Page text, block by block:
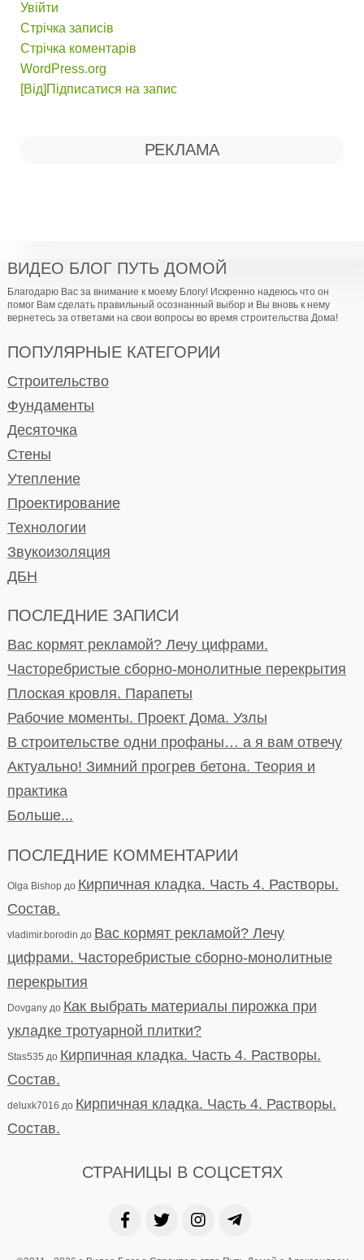
Увійти
Стрічка записів
Стрічка коментарів
WordPress.org
[Від]Підписатися на запис
РЕКЛАМА
ВИДЕО БЛОГ ПУТЬ ДОМОЙ
Благодарю Вас за внимание к моему Блогу! Искренно надеюсь что он
помог Вам сделать правильный осознанный выбор и Вы вновь к нему
вернетесь за ответами на свои вопросы во время строительства Дома!
ПОПУЛЯРНЫЕ КАТЕГОРИИ
Строительство
Фундаменты
Десяточка
Стены
Утепление
Проектирование
Технологии
Звукоизоляция
ДБН
ПОСЛЕДНИЕ ЗАПИСИ
Вас кормят рекламой? Лечу цифрами.
Часторебристые сборно-монолитные перекрытия
Плоская кровля. Парапеты
Рабочие моменты. Проект Дома. Узлы
В строительстве одни профаны… а я вам отвечу
Актуально! Зимний прогрев бетона. Теория и
практика
Больше...
ПОСЛЕДНИЕ КОММЕНТАРИИ
Olga Bishopдо Кирпичная кладка. Часть 4. Растворы.
Состав.
vladimir.borodin до Вас кормят рекламой? Лечу
цифрами. Часторебристые сборно-монолитные
перекрытия
Dovganyдо Как выбрать материалы пирожка при
укладке тротуарной плитки?
Stas535 до Кирпичная кладка. Часть 4. Растворы.
Состав.
deluxk7016 до Кирпичная кладка. Часть 4. Растворы.
Состав.
СТРАНИЦЫ В СОЦСЕТЯХ